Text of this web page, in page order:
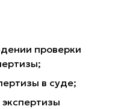
проверки
в суде;